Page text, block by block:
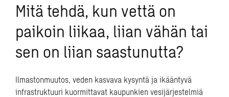
Tiina Varhee
PR- ja mediasuhteet
040 723 1231
Mitä tehdä, kun vettä on
paikoin liikaa, liian vähän tai
sen on liian saastunutta?
Ilmastonmuutos, veden kasvava kysyntä ja ikääntyvä
infrastruktuuri kuormittavat kaupunkien vesijärjestelmiä